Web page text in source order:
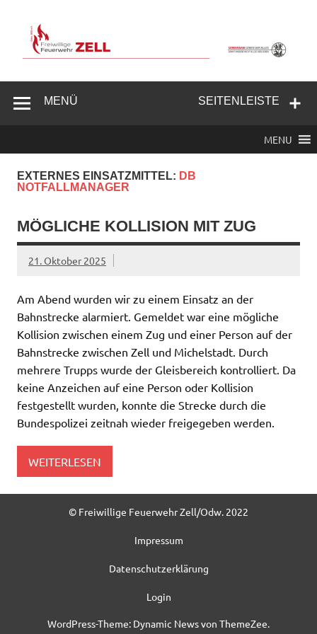
springen
Feuerwehr
SEITENLEISTE
MENÜ
MENU
EXTERNES EINSATZMITTEL: DB
NOTFALLMANAGER
MÖGLICHE KOLLISION MIT ZUG
21. Oktober 2025
Am Abend wurden wir zu einem Einsatz an der
Bahnstrecke alarmiert. Gemeldet war eine mögliche
Kollision zwischen einem Zug und einer Person auf der
Bahnstrecke zwischen Zell und Michelstadt. Durch
mehrere Trupps wurde der Gleisbereich kontrolliert. Da
keine Anzeichen auf eine Person oder Kollision
festgestellt wurden, konnte die Strecke durch die
Bundespolizei zeitnah wieder freigegeben werden.
WEITERLESEN
© Freiwillige Feuerwehr Zell/Odw. 2022
Impressum
Datenschutzerklärung
Login
WordPress-Theme: Dynamic News von ThemeZee.